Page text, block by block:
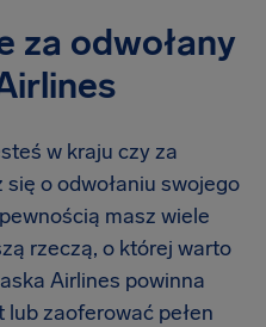
za odwołany
w kraju czy za
o odwołaniu swojego
masz wiele
rzeczą, o której warto
Airlines powinna
zaoferować pełen